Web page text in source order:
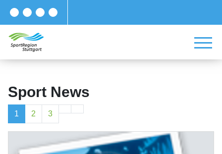
Sport News
1 2 3